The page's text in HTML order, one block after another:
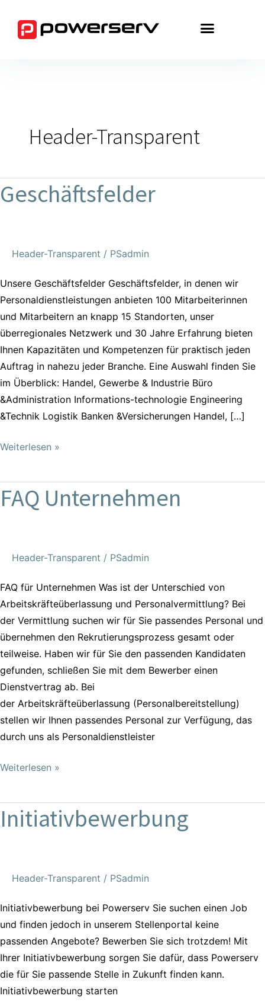
Inhalt
springen
Header-Transparent
Geschäftsfelder
Header-Transparent / PSadmin
Unsere Geschäftsfelder Geschäftsfelder, in denen wir
Personaldienstleistungen anbieten​ 100 Mitarbeiterinnen
und Mitarbeitern an knapp 15 Standorten, unser
überregionales Netzwerk und 30 Jahre Erfahrung bieten
Ihnen Kapazitäten und Kompetenzen für praktisch jeden
Auftrag in nahezu jeder Branche. Eine Auswahl finden Sie
im Überblick: Handel, Gewerbe & Industrie Büro
&Administration Informations-technologie Engineering
&Technik Logistik Banken &Versicherungen Handel, […]
Geschäftsfelder
Weiterlesen »
FAQ Unternehmen
Header-Transparent / PSadmin
FAQ für Unternehmen Was ist der Unterschied von
Arbeitskräfteüberlassung und Personalvermittlung? Bei
der Vermittlung suchen wir für Sie passendes Personal und
übernehmen den Rekrutierungsprozess gesamt oder
teilweise. Haben wir für Sie den passenden Kandidaten
gefunden, schließen Sie mit dem Bewerber einen
Dienstvertrag ab. Bei
der Arbeitskräfteüberlassung (Personalbereitstellung)
stellen wir Ihnen passendes Personal zur Verfügung, das
durch uns als Personaldienstleister
FAQ
Unternehmen
Weiterlesen »
Initiativbewerbung
Header-Transparent / PSadmin
Initiativbewerbung bei Powerserv Sie suchen einen Job
und finden jedoch in unserem Stellenportal keine
passenden Angebote? Bewerben Sie sich trotzdem! Mit
Ihrer Initiativbewerbung sorgen Sie dafür, dass Powerserv
die für Sie passende Stelle in Zukunft finden kann.
Initiativbewerbung starten
Initiativbewerbung